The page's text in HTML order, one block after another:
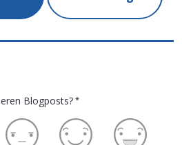
Blogposts? *